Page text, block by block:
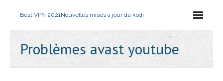
Best VPN 2021Nouvelles mises à jour de kodi
Problèmes avast youtube